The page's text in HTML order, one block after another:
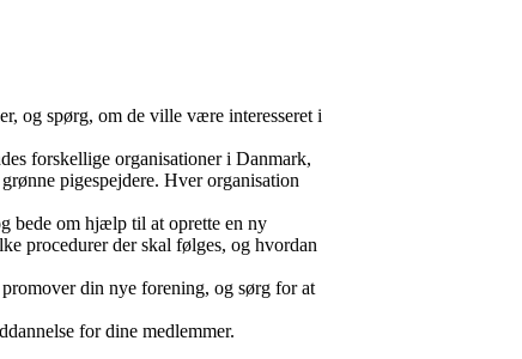
og spørg, om de ville være interesseret i
forskellige organisationer i Danmark,
pigespejdere. Hver organisation
bede om hjælp til at oprette en ny
procedurer der skal følges, og hvordan
din nye forening, og sørg for at
for dine medlemmer.